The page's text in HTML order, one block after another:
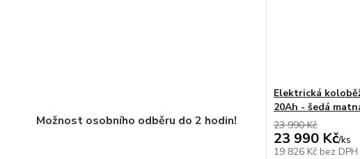
Možnost osobního odběru do 2 hodin!
Elektrická
20Ah - šedá
23 990 Kč
23 990 Kč/ks
19 826 Kč bez DPH